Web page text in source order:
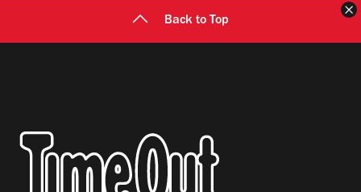
Back to Top